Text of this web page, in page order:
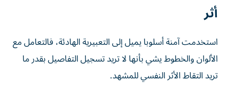
أثر
استخدمت آمنة أسلوبا يميل إلى التعبيرية الهادئة، فالتعامل مع
الألوان والخطوط يشي بأنها لا تريد تسجيل التفاصيل بقدر ما
تريد التقاط الأثر النفسي للمشهد.